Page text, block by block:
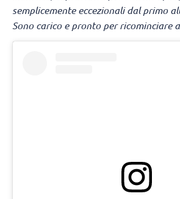
semplicemente eccezionali dal primo
Sono carico e pronto per ricominciare